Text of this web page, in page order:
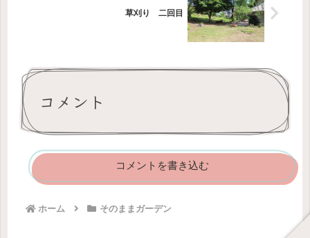
草刈り 二回目
コメント
コメントを書き込む
ホーム そのままガーデン